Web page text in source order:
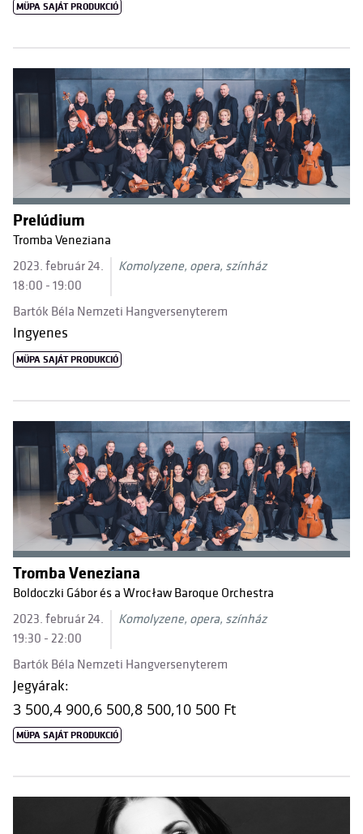
MÜPA SAJÁT PRODUKCIÓ
Prelúdium
Tromba Veneziana
2023. február 24.
18:00 - 19:00
Komolyzene, opera, színház
Bartók Béla Nemzeti Hangversenyterem
Ingyenes
MÜPA SAJÁT PRODUKCIÓ
Tromba Veneziana
Boldoczki Gábor és a Wrocław Baroque Orchestra
2023. február 24.
19:30 - 22:00
Komolyzene, opera, színház
Bartók Béla Nemzeti Hangversenyterem
Jegyárak:
3 500,4 900,6 500,8 500,10 500 Ft
MÜPA SAJÁT PRODUKCIÓ